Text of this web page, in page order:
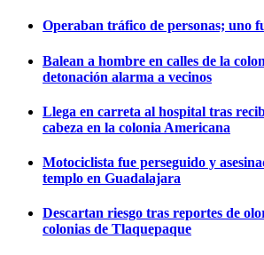
Operaban tráfico de personas; uno
Balean a hombre en calles de la
detonación alarma a vecinos
Llega en carreta al hospital tras
cabeza en la colonia Americana
Motociclista fue perseguido y
templo en Guadalajara
Descartan riesgo tras reportes de
colonias de Tlaquepaque